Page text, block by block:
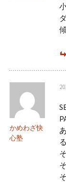
かめわざ快
心塾